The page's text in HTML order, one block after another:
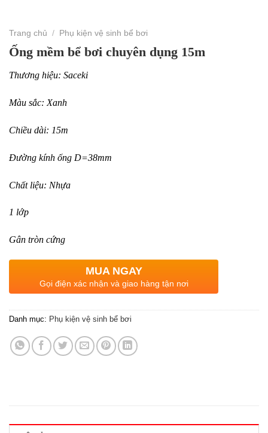
Trang chủ / Phụ kiện vệ sinh bể bơi
Ống mềm bể bơi chuyên dụng 15m
Thương hiệu: Saceki
Màu sắc: Xanh
Chiều dài: 15m
Đường kính ống D=38mm
Chất liệu: Nhựa
1 lớp
Gân tròn cứng
MUA NGAY
Gọi điện xác nhận và giao hàng tận nơi
Danh mục: Phụ kiện vệ sinh bể bơi